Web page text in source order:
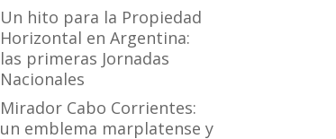
Un hito para la Propiedad
Horizontal en Argentina:
las primeras Jornadas
Nacionales
Mirador Cabo Corrientes:
un emblema marplatense y